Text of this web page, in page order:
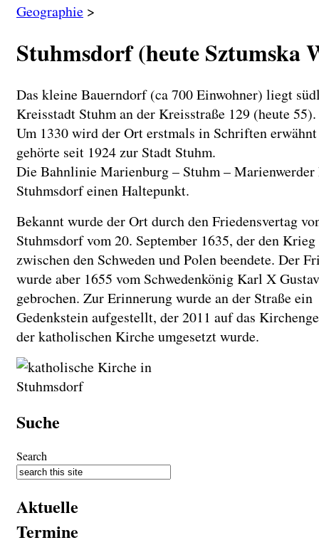
Geographie >
Stuhmsdorf (heute Sztumska
Das kleine Bauerndorf (ca 700 Einwohner) liegt
Kreisstadt Stuhm an der Kreisstraße 129 (heute 55).
Um 1330 wird der Ort erstmals in Schriften
gehörte seit 1924 zur Stadt Stuhm.
Die Bahnlinie Marienburg – Stuhm – Marienwerder
Stuhmsdorf einen Haltepunkt.
Bekannt wurde der Ort durch den Friedensvertag
Stuhmsdorf vom 20. September 1635, der den Krieg
zwischen den Schweden und Polen beendete. Der
wurde aber 1655 vom Schwedenkönig Karl X Gustav
gebrochen. Zur Erinnerung wurde an der Straße ein
Gedenkstein aufgestellt, der 2011 auf das
der katholischen Kirche umgesetzt wurde.
Suche
Search
Aktuelle
Termine